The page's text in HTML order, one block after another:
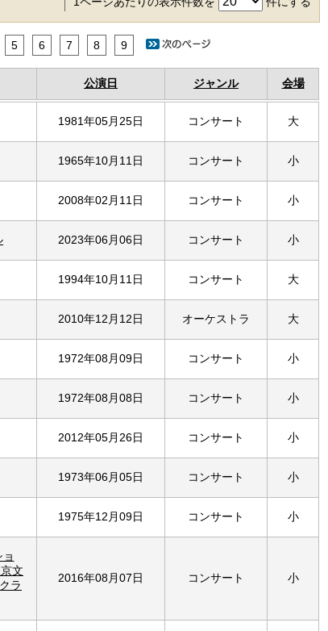
5 6 7 8 9
公演日 ジャンル 会場
1981年05月25日 コンサート 大
1965年10月11日 コンサート 小
2008年02月11日 コンサート 小
2023年06月06日 コンサート 小
1994年10月11日 コンサート 大
2010年12月12日 オーケストラ 大
1972年08月09日 コンサート 小
1972年08月08日 コンサート 小
2012年05月26日 コンサート 小
1973年06月05日 コンサート 小
1975年12月09日 コンサート 小
文
ラ
2016年08月07日 コンサート 小